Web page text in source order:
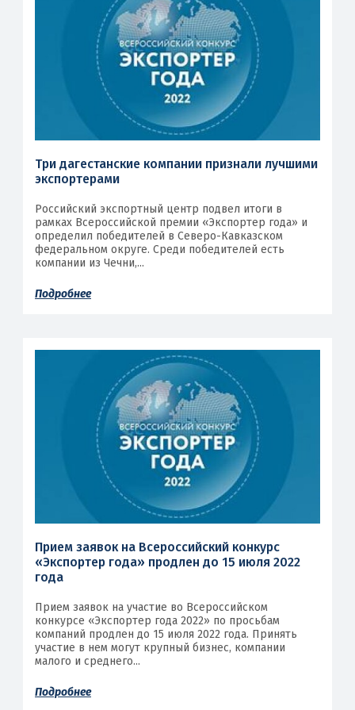
Три дагестанские компании признали лучшими
экспортерами
Российский экспортный центр подвел итоги в
рамках Всероссийской премии «Экспортер года» и
определил победителей в Северо-Кавказском
федеральном округе. Среди победителей есть
компании из Чечни,...
Подробнее
Прием заявок на Всероссийский конкурс
«Экспортер года» продлен до 15 июля 2022
года
Прием заявок на участие во Всероссийском
конкурсе «Экспортер года 2022» по просьбам
компаний продлен до 15 июля 2022 года. Принять
участие в нем могут крупный бизнес, компании
малого и среднего...
Подробнее